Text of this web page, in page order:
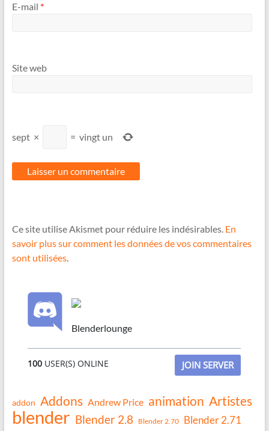
E-mail *
Site web
sept × = vingt un
Ce site utilise Akismet pour réduire les indésirables. En
savoir plus sur comment les données de vos commentaires
sont utilisées.
Blenderlounge
100 USER(S) ONLINE JOIN SERVER
addon Addons Andrew Price animation Artistes
blender Blender 2.8 Blender 2.70
Blender 2.71